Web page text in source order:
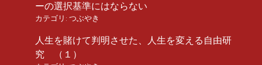
ーの選択基準にはならない
カテゴリ: つぶやき
人生を賭けて判明させた、人生を変える自由研
究 （１）